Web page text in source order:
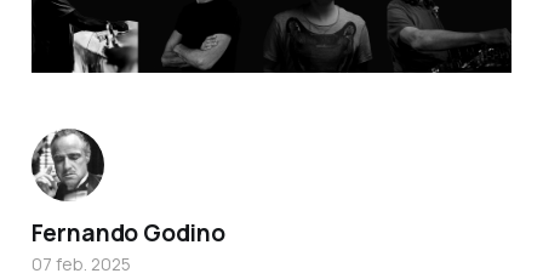
Fernando Godino
07 feb. 2025